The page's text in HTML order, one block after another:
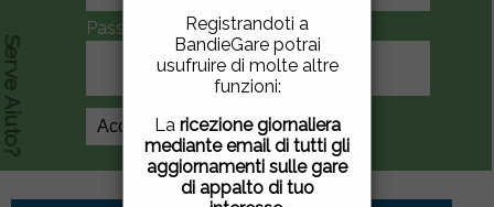
Questo sito utilizza
cookie di terze parti per
migliorare la tua
esperienza di utilizzo. Se
vuoi saperne di più
qui .
Chiudendo questa
finestra, scorrendo questa
pagina, cliccando su un
Registrandoti a
BandieGare potrai
usufruire di molte altre
funzioni:
La ricezione giornaliera
mediante email di tutti gli
aggiornamenti sulle gare
di appalto di tuo
Password
Crea Account
Serve Aiuto?